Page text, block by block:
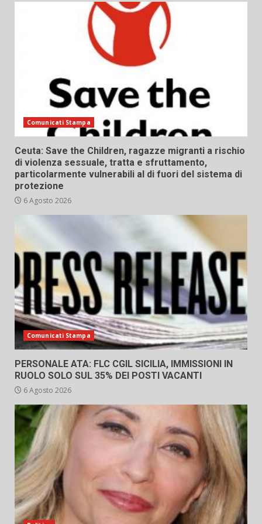
Comunicati Stampa
Ceuta: Save the Children, ragazze migranti a rischio
di violenza sessuale, tratta e sfruttamento,
particolarmente vulnerabili al di fuori del sistema di
protezione
6 Agosto 2026
Comunicati Stampa
PERSONALE ATA: FLC CGIL SICILIA, IMMISSIONI IN
RUOLO SOLO SUL 35% DEI POSTI VACANTI
6 Agosto 2026